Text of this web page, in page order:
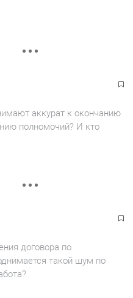
аккурат к окончанию
полномочий? И кто
договора по
такой шум по